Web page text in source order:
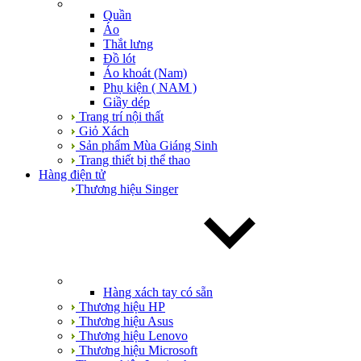
Quần
Áo
Thắt lưng
Đồ lót
Áo khoát (Nam)
Phụ kiện ( NAM )
Giầy dép
Trang trí nội thất
Giỏ Xách
Sản phẩm Mùa Giáng Sinh
Trang thiết bị thể thao
Hàng điện tử
Thương hiệu Singer
Hàng xách tay có sẵn
Thương hiệu HP
Thương hiệu Asus
Thương hiệu Lenovo
Thương hiệu Microsoft